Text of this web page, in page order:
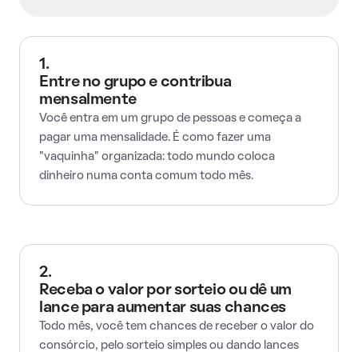
1.
Entre no grupo e contribua
mensalmente
Você entra em um grupo de pessoas e começa a
pagar uma mensalidade. É como fazer uma
"vaquinha" organizada: todo mundo coloca
dinheiro numa conta comum todo mês.
2.
Receba o valor por sorteio ou dê um
lance para aumentar suas chances
Todo mês, você tem chances de receber o valor do
consórcio, pelo sorteio simples ou dando lances